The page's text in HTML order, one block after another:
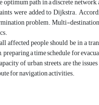
were added to Dijkstra.
problem. Multi-
affected people should be in a
a time schedule for
of urban streets, are the
for navigation activities.